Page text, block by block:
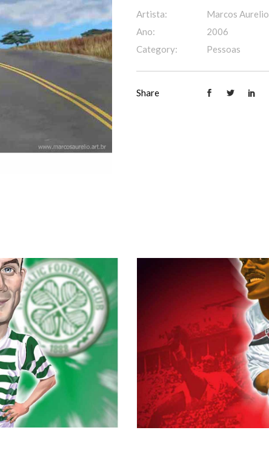
Artista:
Marcos Aurelio
Ano:
2006
Category:
Pessoas
Share
Leônidas da Silva
Esporte